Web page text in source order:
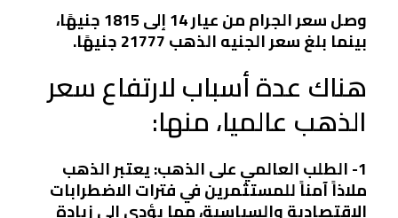
وصل سعر الجرام من عيار 14 إلى 1815 جنيهًا،
بينما بلغ سعر الجنيه الذهب 21777 جنيهًا.
هناك عدة أسباب لارتفاع سعر
الذهب عالميا، منها:
1- الطلب العالمي على الذهب: يعتبر الذهب
ملاذاً آمناً للمستثمرين في فترات الاضطرابات
الاقتصادية والسياسية، مما يؤدي إلى زيادة